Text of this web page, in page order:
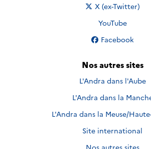
Nous suivre sur
X (ex-Twitter)
Nous suivre sur
YouTube
Nous suivre sur
Facebook
Nos autres sites
L'Andra dans l'Aube
L'Andra dans la
L'Andra dans la Meuse/
Site international